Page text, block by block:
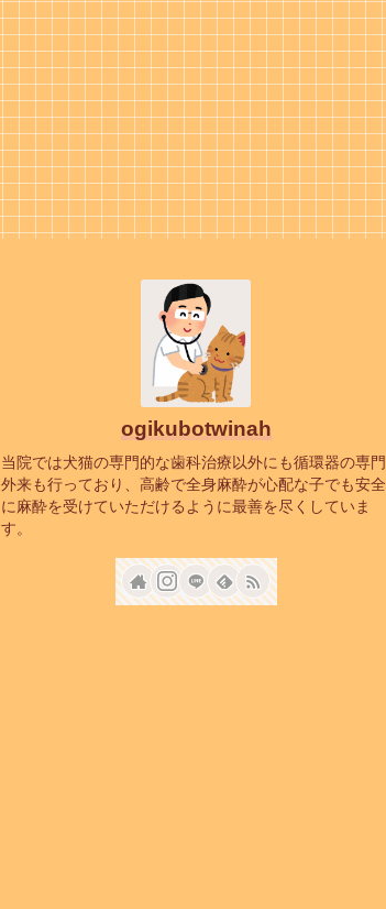
ogikubotwinah
当院では犬猫の専門的な歯科治療以外にも循環器の専門
外来も行っており、高齢で全身麻酔が心配な子でも安全
に麻酔を受けていただけるように最善を尽くしていま
す。